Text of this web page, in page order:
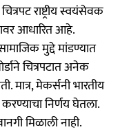
राष्ट्रीय स्वयंसेवक
आधारित आहे.
मुद्दे मांडण्यात
चित्रपटात अनेक
मेकर्सनी भारतीय
निर्णय घेतला.
मिळाली नाही.